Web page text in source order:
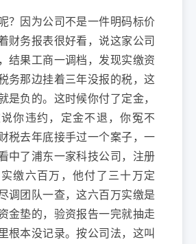
？因为公司不是一件明码标价
财务报表很好看，说这家公司
结果工商一调档，发现实缴资
务那边挂着三年没报的税，这
是负的。这时候你付了定金，
你违约，定金不退，你冤不
税去年底接手过一个案子，一
中了浦东一家科技公司，注册
缴六百万，他付了三十万定
调团队一查，这六百万实缴是
金垫的，验资报告一完就抽走
根本没记录。按公司法，这叫